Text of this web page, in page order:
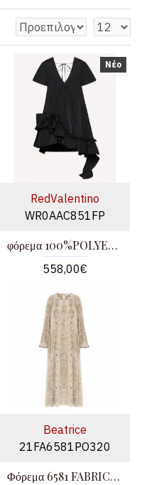
Νέο
RedValentino
WR0AAC851FP
φόρεμα 100%POLYESTER
558,00€
Beatrice
21FA6581PO320
Φόρεμα 6581 FABRIC PO320 B.